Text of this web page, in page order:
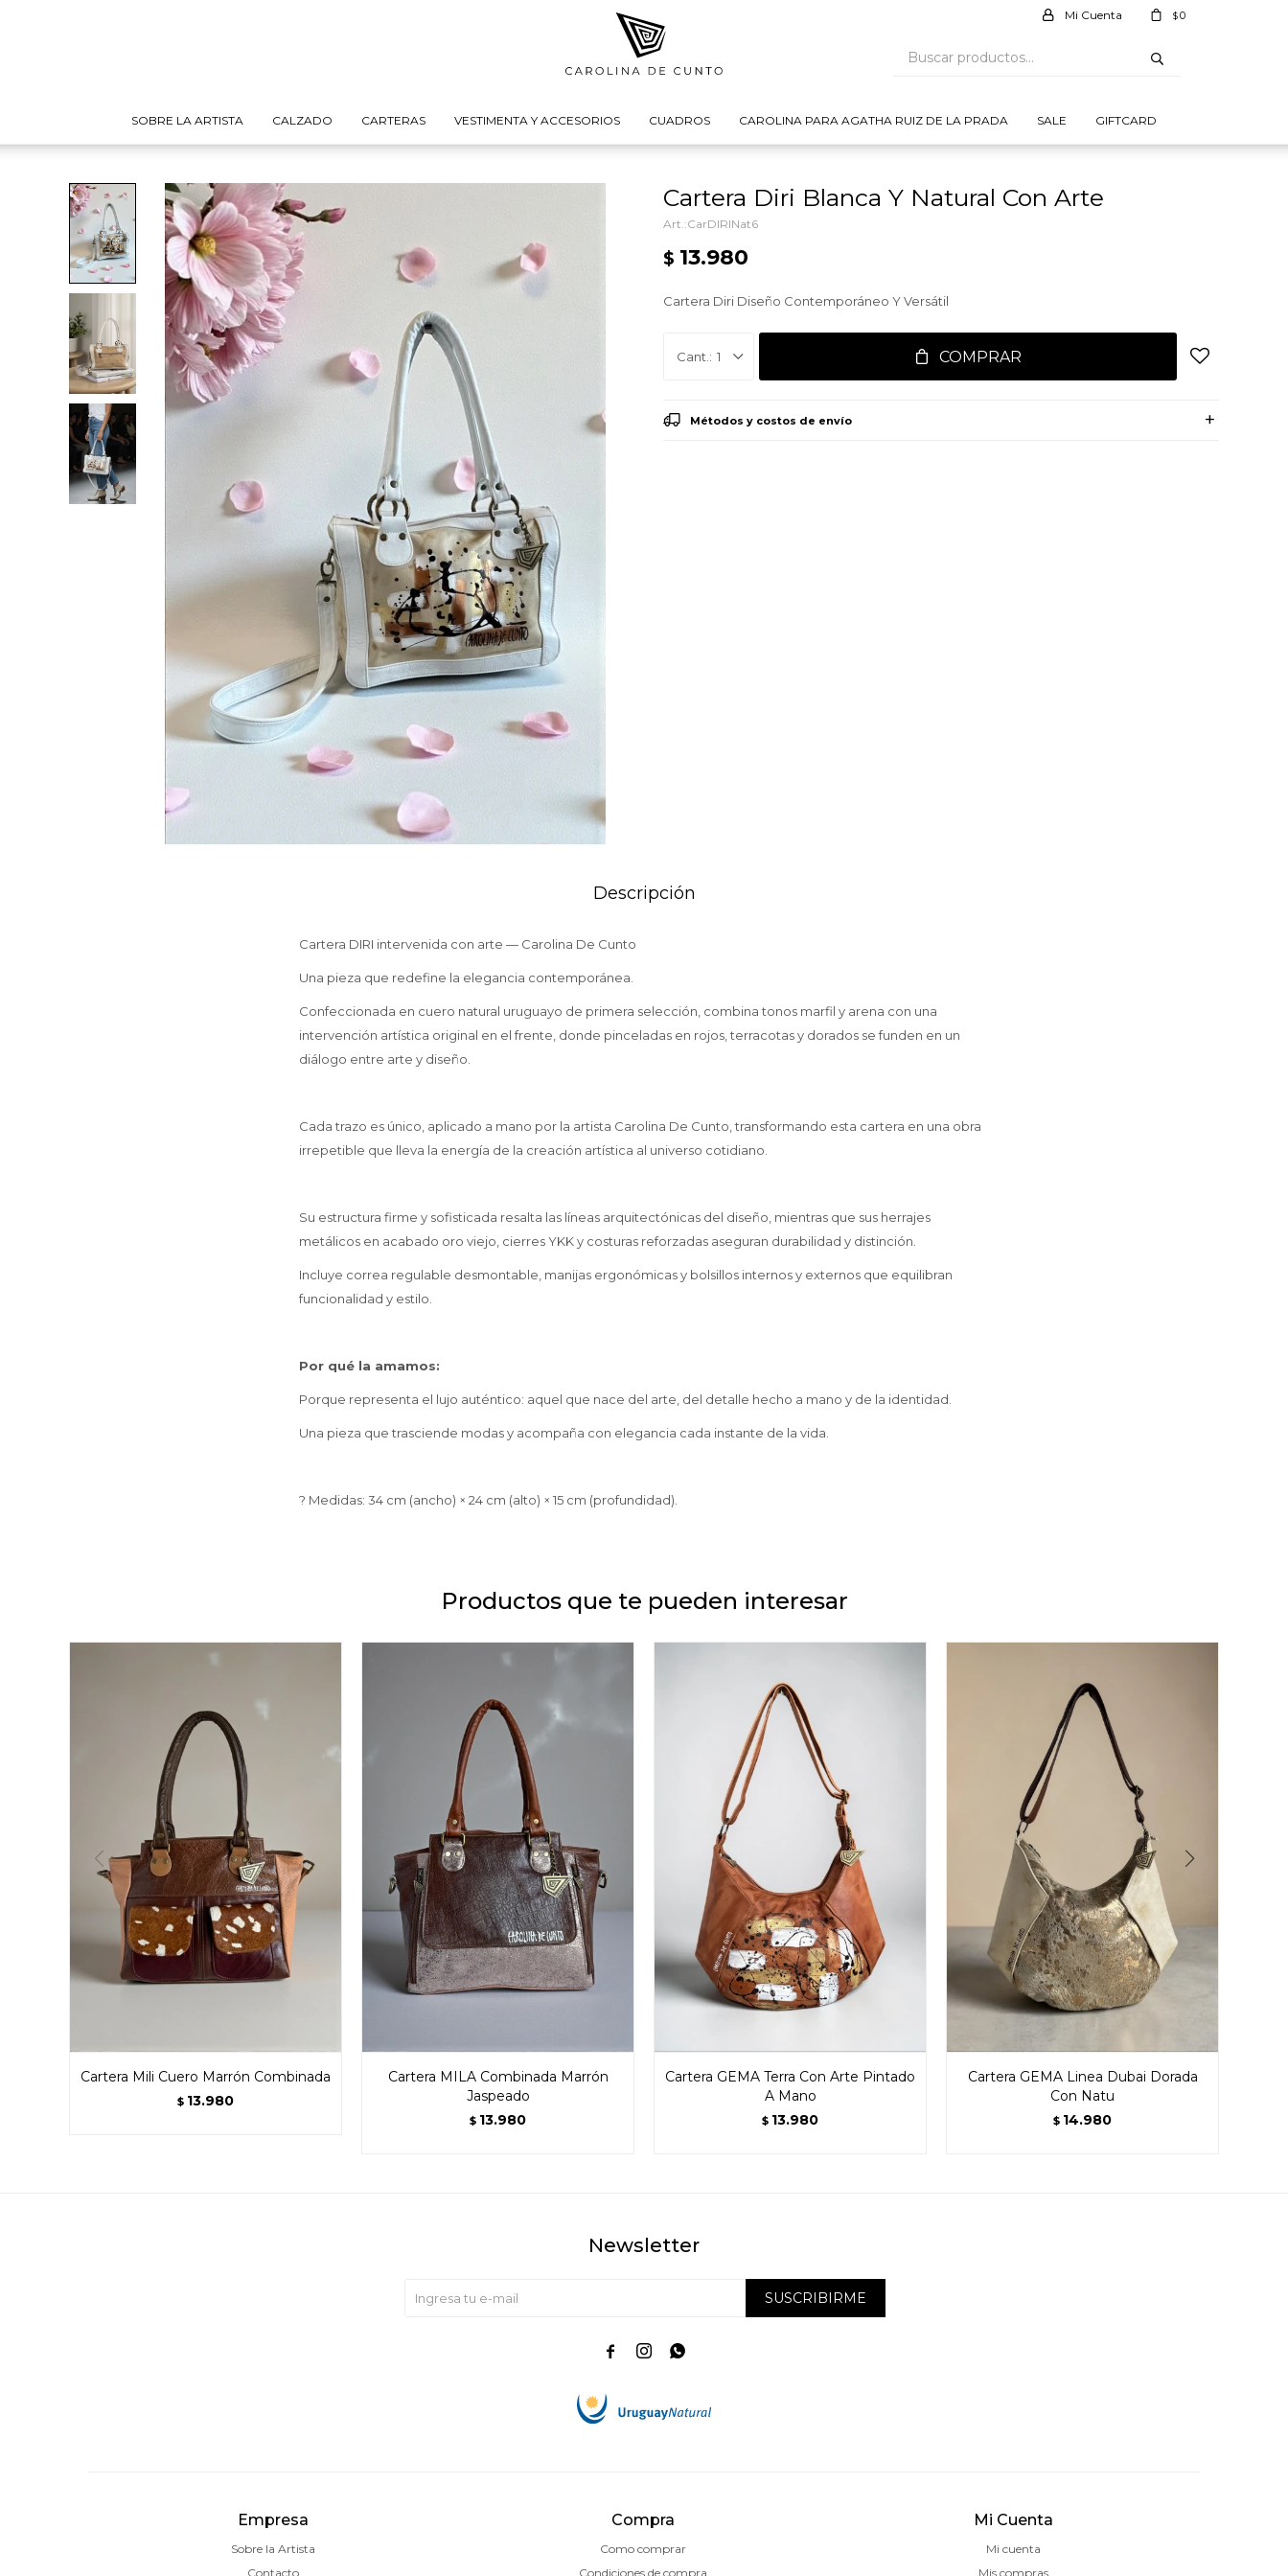
SOBRE LA ARTISTA CALZADO CARTERAS VESTIMENTA Y ACCESORIOS CUADROS CAROLINA PARA AGATHA RUIZ DE LA PRADA SALE GIFTCARD
$0
Cartera Diri Blanca Y Natural Con Arte
CarDIRINat6
$ 13.980
Cartera Diri Diseño Contemporáneo Y Versátil
1 COMPRAR
Métodos y costos de envío
Descripción
Cartera DIRI intervenida con arte — Carolina De Cunto
Una pieza que redefine la elegancia contemporánea.
Confeccionada en cuero natural uruguayo de primera selección, combina tonos marfil y arena con una
intervención artística original en el frente, donde pinceladas en rojos, terracotas y dorados se funden en un
diálogo entre arte y diseño.
Cada trazo es único, aplicado a mano por la artista Carolina De Cunto, transformando esta cartera en una obra
irrepetible que lleva la energía de la creación artística al universo cotidiano.
Su estructura firme y sofisticada resalta las líneas arquitectónicas del diseño, mientras que sus herrajes
metálicos en acabado oro viejo, cierres YKK y costuras reforzadas aseguran durabilidad y distinción.
Incluye correa regulable desmontable, manijas ergonómicas y bolsillos internos y externos que equilibran
funcionalidad y estilo.
Por qué la amamos:
Porque representa el lujo auténtico: aquel que nace del arte, del detalle hecho a mano y de la identidad.
Una pieza que trasciende modas y acompaña con elegancia cada instante de la vida.
? Medidas: 34 cm (ancho) × 24 cm (alto) × 15 cm (profundidad).
Productos que te pueden interesar
Cartera Mili Cuero Marrón Combinada
$ 13.980
Cartera MILA Combinada Marrón
Jaspeado
$ 13.980
Cartera GEMA Terra Con Arte Pintado
A Mano
$ 13.980
Cartera GEMA Linea Dubai Dorada
Con Natu
$ 14.980
Empresa
Sobre la Artista
Contacto
Compra
Como comprar
Condiciones de compra
Mi Cuenta
Mi cuenta
Mis compras
Newsletter
SUSCRIBIRME
  